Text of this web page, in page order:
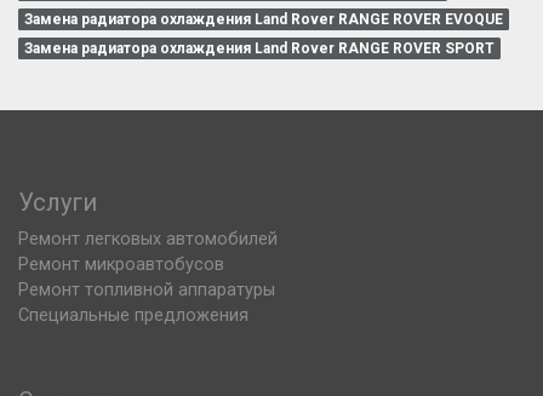
Замена радиатора охлаждения Land Rover RANGE ROVER EVOQUE
Замена радиатора охлаждения Land Rover RANGE ROVER SPORT
Услуги
Ремонт легковых автомобилей
Ремонт микроавтобусов
Ремонт топливной аппаратуры
Специальные предложения